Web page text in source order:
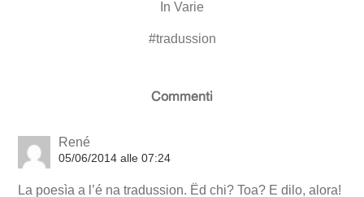
In Varie
#tradussion
Commenti
René
05/06/2014 alle 07:24
La poesìa a l’é na tradussion. Ëd chi? Toa? E dilo, alora!